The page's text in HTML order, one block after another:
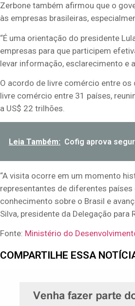
Zerbone também afirmou que o
às empresas brasileiras,
“É uma orientação do presidente
empresas para que participem
levar informação, esclarecimento e
O acordo de livre comércio entre
livre comércio entre 31 países,
a US$ 22 trilhões.
Leia Também: Cofig aprova
“A visita ocorre em um momento
representantes de diferentes
conhecimento sobre o Brasil e
Silva, presidente da Delegação para
Fonte: Ministério do
COMPARTILHE ESSA